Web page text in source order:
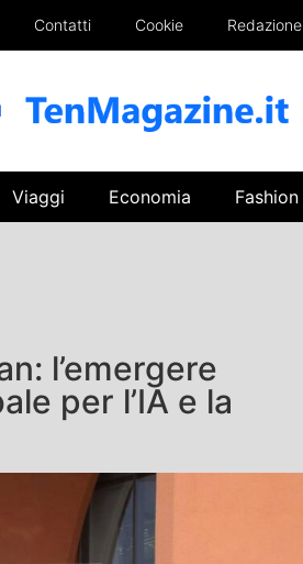
Contatti Cookie Redazione
Viaggi Economia Fashion
l’emergere
per l’IA e la